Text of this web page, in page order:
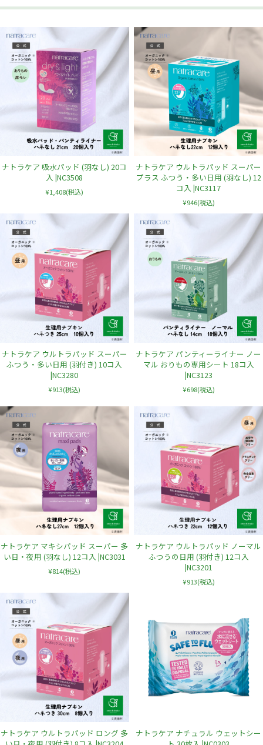
ナトラケア 吸水パッド (羽なし) 20コ
入 |NC3508
¥1,408(税込)
ナトラケア ウルトラパッド スーパー
プラス ふつう・多い日用 (羽なし) 12
コ入 |NC3117
¥946(税込)
ナトラケア ウルトラパッド スーパー
ふつう・多い日用 (羽付き) 10コ入
|NC3280
¥913(税込)
ナトラケア パンティーライナー ノー
マル おりもの専用シート 18コ入
|NC3123
¥698(税込)
ナトラケア マキシパッド スーパー 多
い日・夜用 (羽なし) 12コ入 |NC3031
¥814(税込)
ナトラケア ウルトラパッド ノーマル
ふつうの日用 (羽付き) 12コ入
|NC3201
¥913(税込)
ナトラケア ウルトラパッド ロング 多
ナトラケア ナチュラル ウェットシー